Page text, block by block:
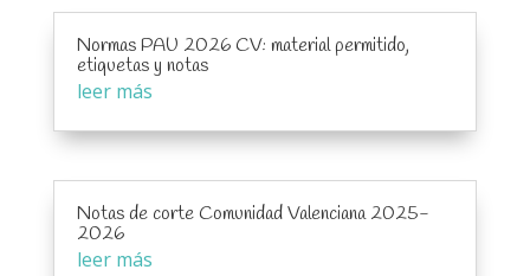
Normas PAU 2026 CV: material permitido,
etiquetas y notas
leer más
Notas de corte Comunidad Valenciana 2025-
2026
leer más